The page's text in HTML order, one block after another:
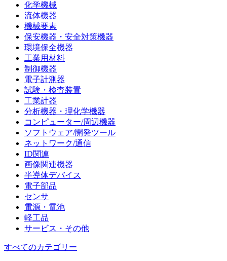
化学機械
流体機器
機械要素
保安機器・安全対策機器
環境保全機器
工業用材料
制御機器
電子計測器
試験・検査装置
工業計器
分析機器・理化学機器
コンピューター/周辺機器
ソフトウェア/開発ツール
ネットワーク/通信
ID関連
画像関連機器
半導体デバイス
電子部品
センサ
電源・電池
軽工品
サービス・その他
すべてのカテゴリー